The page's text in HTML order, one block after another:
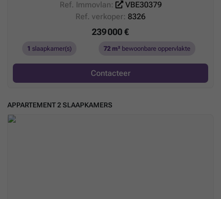
Ref. Immovlan:
VBE30379
Ref. verkoper: 8326
239 000 €
1 slaapkamer(s) 72 m² bewoonbare oppervlakte
Contacteer
APPARTEMENT 2 SLAAPKAMERS